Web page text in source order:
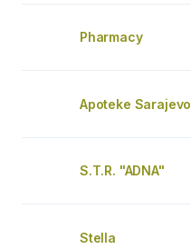
Pharmacy
Apoteke Sarajevo
S.T.R. "ADNA"
Stella